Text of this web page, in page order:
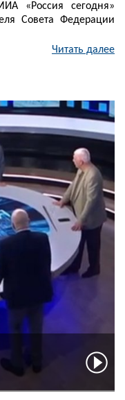
«Россия сегодня»
Совета Федерации
Читать далее